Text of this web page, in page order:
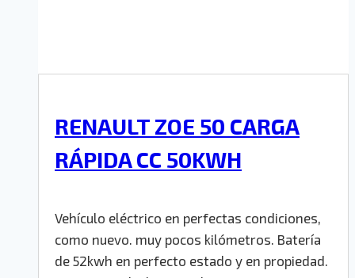
RENAULT ZOE 50 CARGA
RÁPIDA CC 50KWH
Vehículo eléctrico en perfectas condiciones,
como nuevo. muy pocos kilómetros. Batería
de 52kwh en perfecto estado y en propiedad.